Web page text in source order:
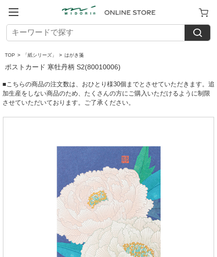
TOP > 「紙シリーズ」 > はがき箋
ポストカード 寒牡丹柄 S2(80010006)
■こちらの商品の注文数は、おひとり様30個までとさせていただきます。追
加生産をしない商品のため、たくさんの方にご購入いただけるように制限
させていただいております。ご了承ください。